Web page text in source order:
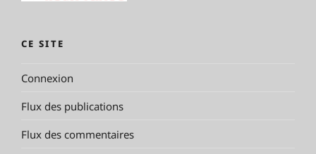
CE SITE
Connexion
Flux des publications
Flux des commentaires